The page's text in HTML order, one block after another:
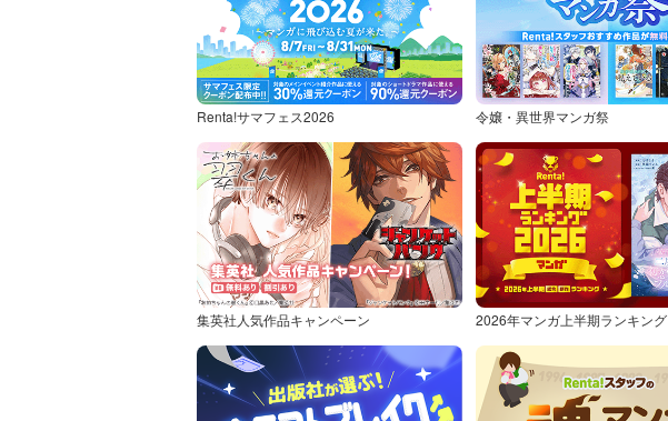
Renta!サマフェス2026 令嬢・異世界マンガ祭
集英社人気作品キャンペーン 2026年マンガ上半期ランキング